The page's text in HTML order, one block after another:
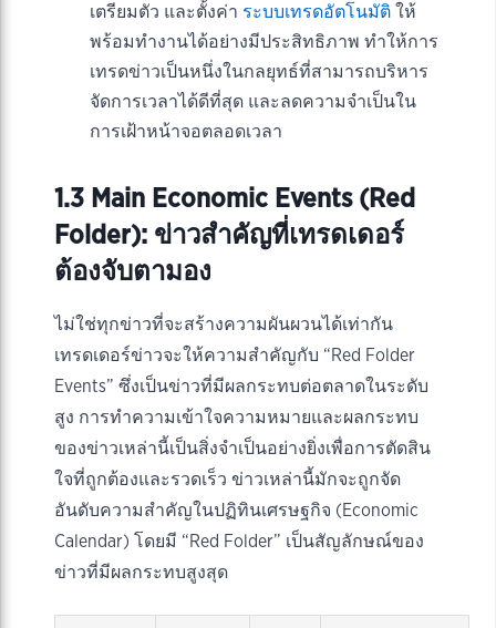
เตรียมตัว และตั้งค่า ระบบเทรดอัตโนมัติ ให้
พร้อมทำงานได้อย่างมีประสิทธิภาพ ทำให้การ
เทรดข่าวเป็นหนึ่งในกลยุทธ์ที่สามารถบริหาร
จัดการเวลาได้ดีที่สุด และลดความจำเป็นใน
การเฝ้าหน้าจอตลอดเวลา
1.3 Main Economic Events (Red
Folder): ข่าวสำคัญที่เทรดเดอร์
ต้องจับตามอง
ไม่ใช่ทุกข่าวที่จะสร้างความผันผวนได้เท่ากัน
เทรดเดอร์ข่าวจะให้ความสำคัญกับ “Red Folder
Events” ซึ่งเป็นข่าวที่มีผลกระทบต่อตลาดในระดับ
สูง การทำความเข้าใจความหมายและผลกระทบ
ของข่าวเหล่านี้เป็นสิ่งจำเป็นอย่างยิ่งเพื่อการตัดสิน
ใจที่ถูกต้องและรวดเร็ว ข่าวเหล่านี้มักจะถูกจัด
อันดับความสำคัญในปฏิทินเศรษฐกิจ (Economic
Calendar) โดยมี “Red Folder” เป็นสัญลักษณ์ของ
ข่าวที่มีผลกระทบสูงสุด